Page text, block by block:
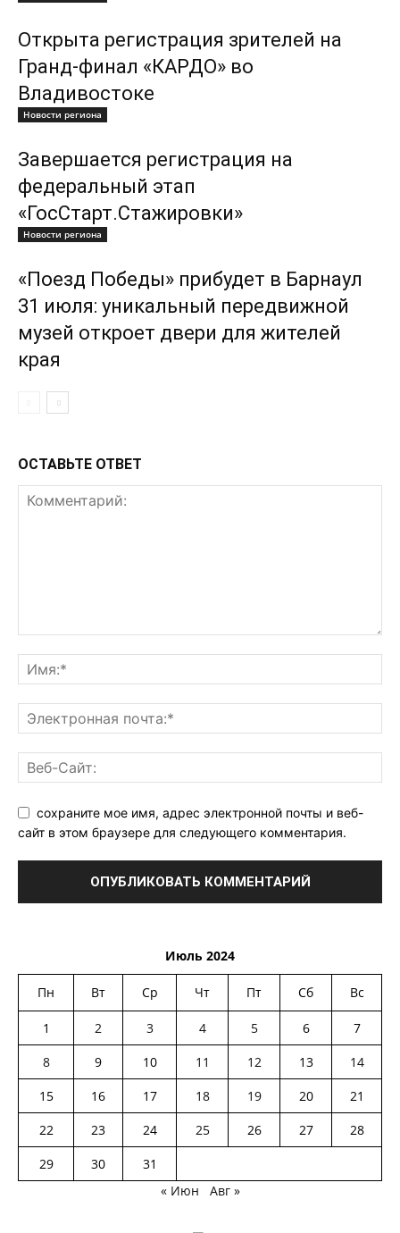
Открыта регистрация зрителей на
Гранд-финал «КАРДО» во
Владивостоке
Новости региона
Завершается регистрация на
федеральный этап
«ГосСтарт.Стажировки»
Новости региона
«Поезд Победы» прибудет в Барнаул
31 июля: уникальный передвижной
музей откроет двери для жителей
края
ОСТАВЬТЕ ОТВЕТ
сохраните мое имя, адрес электронной почты и веб-
сайт в этом браузере для следующего комментария.
Июль 2024
Пн Вт Ср Чт Пт Сб Вс
1 2 3 4 5 6
7
8
9 10 11 12 13
14
15
16 17 18 19 20
21
22
23 24 25 26 27
28
29
30
31
« Июн
Авг »